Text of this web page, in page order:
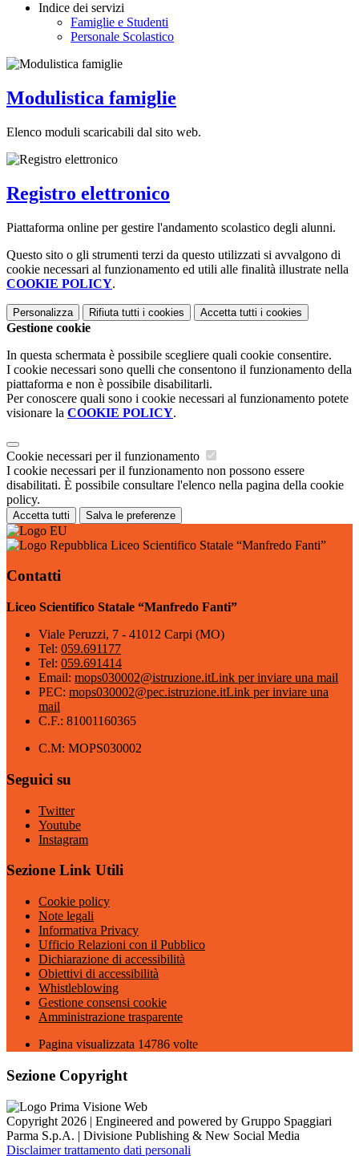
Indice dei servizi
Famiglie e Studenti
Personale Scolastico
Modulistica famiglie
Elenco moduli scaricabili dal sito web.
Registro elettronico
Piattaforma online per gestire l'andamento scolastico degli alunni.
Questo sito o gli strumenti terzi da questo utilizzati si avvalgono di
cookie necessari al funzionamento ed utili alle finalità illustrate nella
COOKIE POLICY.
Personalizza Rifiuta tutti i cookies Accetta tutti i cookies
Gestione cookie
In questa schermata è possibile scegliere quali cookie consentire.
I cookie necessari sono quelli che consentono il funzionamento della
piattaforma e non è possibile disabilitarli.
Per conoscere quali sono i cookie necessari al funzionamento potete
visionare la COOKIE POLICY.
Cookie necessari per il funzionamento
I cookie necessari per il funzionamento non possono essere
disabilitati. È possibile consultare l'elenco nella pagina della cookie
policy.
Accetta tutti Salva le preferenze
Liceo Scientifico Statale “Manfredo Fanti”
Contatti
Liceo Scientifico Statale “Manfredo Fanti”
Viale Peruzzi, 7 - 41012 Carpi (MO)
Tel: 059.691177
Tel: 059.691414
Email: mops030002@istruzione.itLink per inviare una mail
PEC: mops030002@pec.istruzione.itLink per inviare una
mail
C.F.: 81001160365
C.M: MOPS030002
Seguici su
Twitter
Youtube
Instagram
Sezione Link Utili
Cookie policy
Note legali
Informativa Privacy
Ufficio Relazioni con il Pubblico
Dichiarazione di accessibilità
Obiettivi di accessibilità
Whistleblowing
Gestione consensi cookie
Amministrazione trasparente
Pagina visualizzata 14786 volte
Sezione Copyright
Copyright 2026 | Engineered and powered by Gruppo Spaggiari
Parma S.p.A. | Divisione Publishing & New Social Media
Disclaimer trattamento dati personali